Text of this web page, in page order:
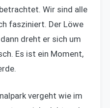
Wir sind alle
fasziniert. Der Löwe
dreht er sich um
Es ist ein Moment,
vergeht wie im